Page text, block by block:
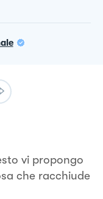
vi propongo
che racchiude